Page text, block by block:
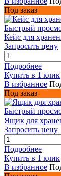
Под заказ
Быстрый
Кейс для
Запросить цену
Подробнее
Купить в 1 клик
В избранное
Под заказ
Быстрый
Ящик для
Запросить цену
Подробнее
Купить в 1 клик
В избранное